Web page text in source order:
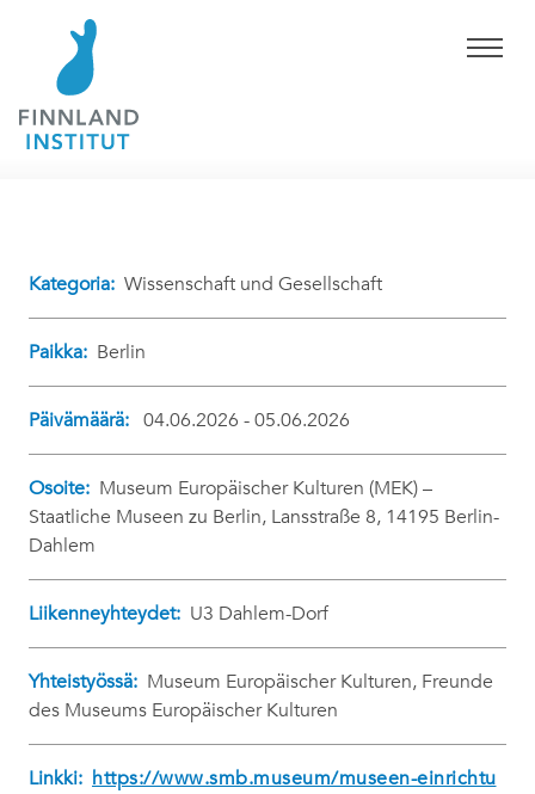
Kategoria: Wissenschaft und Gesellschaft
Paikka: Berlin
Päivämäärä: 04.06.2026 - 05.06.2026
Osoite: Museum Europäischer Kulturen (MEK) –
Staatliche Museen zu Berlin, Lansstraße 8, 14195 Berlin-
Dahlem
Liikenneyhteydet: U3 Dahlem-Dorf
Yhteistyössä: Museum Europäischer Kulturen, Freunde
des Museums Europäischer Kulturen
Linkki: https://www.smb.museum/museen-einrichtu